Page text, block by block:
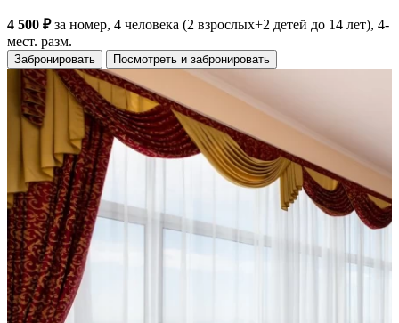
4 500 ₽за номер, 4 человека (2 взрослых+2 детей до 14 лет), 4-
мест. разм.
Забронировать Посмотреть и забронировать